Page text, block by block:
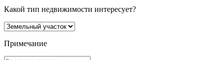
Какой тип недвижимости интересует?
Примечание